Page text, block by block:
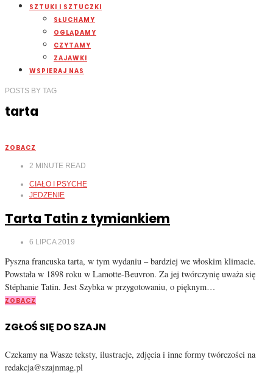
SZTUKI I SZTUCZKI
SŁUCHAMY
OGLĄDAMY
CZYTAMY
ZAJAWKI
WSPIERAJ NAS
POSTS BY TAG
tarta
ZOBACZ
2 MINUTE READ
CIAŁO I PSYCHE
JEDZENIE
Tarta Tatin z tymiankiem
6 LIPCA 2019
Pyszna francuska tarta, w tym wydaniu – bardziej we włoskim klimacie.
Powstała w 1898 roku w Lamotte-Beuvron. Za jej twórczynię uważa się
Stéphanie Tatin. Jest Szybka w przygotowaniu, o pięknym…
ZOBACZ
ZGŁOŚ SIĘ DO SZAJN
Czekamy na Wasze teksty, ilustracje, zdjęcia i inne formy twórczości na
redakcja@szajnmag.pl